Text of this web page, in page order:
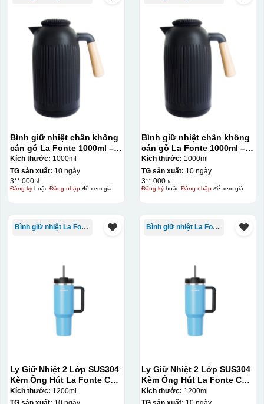
Kiểu in:
thuật in ấn sử dụng một tấm lưới được phủ hóa chất cảm
quang, trong đó hình ảnh cần in được phơi sáng tạo
bằng một thanh gạt (squeegee) để in lên bề mặt sản
phẩm như ly, cốc, bút, móc khóa hay các vật phẩm quà
khác nhau, độ bền cao, có thể in trên nhiều chất liệu và
phù hợp cho sản xuất số lượng lớn, tuy nhiên đòi hỏi
quy trình chuẩn bị kỹ lưỡng và chi phí setup ban đầu
Bình giữ nhiệt chân không
cán gỗ La Fonte 1000ml –
011679
Kích thước: 1000ml
TG sản xuất: 10 ngày
3**.000 ₫
Đăng kýhoặc Đăng nhậpđể xem giá
Bình giữ nhiệt chân không
cán gỗ La Fonte 1000ml –
011679
Kích thước: 1000ml
TG sản xuất: 10 ngày
3**.000 ₫
Đăng kýhoặc Đăng nhậpđể xem giá
Bình giữ nhiệt La Fonte
Ly Giữ Nhiệt 2 Lớp SUS304
Kèm Ống Hút La Fonte Có
Tay Cầm 1200ml
Kích thước: 1200ml
Bình giữ nhiệt La Fonte
Ly Giữ Nhiệt 2 Lớp SUS304
Kèm Ống Hút La Fonte Có
Tay Cầm 1200ml
Kích thước: 1200ml